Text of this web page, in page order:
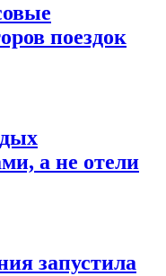
поездок
а не отели
запустила